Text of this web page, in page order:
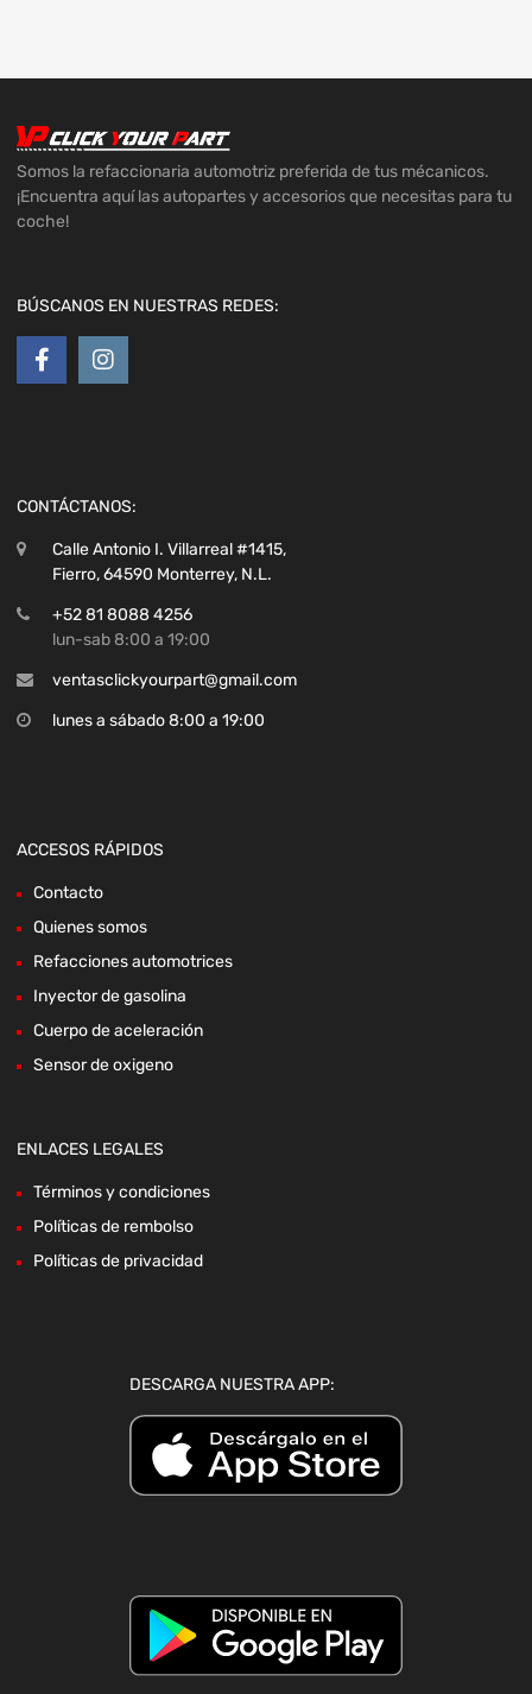
Somos la refaccionaria automotriz preferida de tus mécanicos.
¡Encuentra aquí las autopartes y accesorios que necesitas para tu
coche!
BÚSCANOS EN NUESTRAS REDES:
CONTÁCTANOS:
Calle Antonio I. Villarreal #1415,
Fierro, 64590 Monterrey, N.L.
+52 81 8088 4256
lun-sab 8:00 a 19:00
ventasclickyourpart@gmail.com
lunes a sábado 8:00 a 19:00
ACCESOS RÁPIDOS
Contacto
Quienes somos
Refacciones automotrices
Inyector de gasolina
Cuerpo de aceleración
Sensor de oxigeno
ENLACES LEGALES
Términos y condiciones
Políticas de rembolso
Políticas de privacidad
DESCARGA NUESTRA APP: